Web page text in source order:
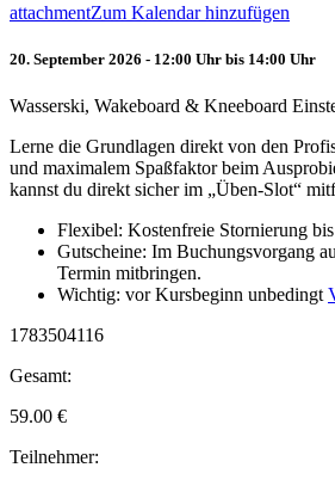
attachmentZum Kalendar hinzufügen
20. September 2026 - 12:00 Uhr bis 14:00 Uhr
Wasserski, Wakeboard & Kneeboard
Lerne die Grundlagen direkt von den
und maximalem Spaßfaktor beim
kannst du direkt sicher im „Üben-Slot“
Flexibel: Kostenfreie Stornierung
Gutscheine: Im Buchungsvorgang
Termin mitbringen.
Wichtig: vor Kursbeginn unbedingt
1783504116
Gesamt:
59.00 €
Teilnehmer: